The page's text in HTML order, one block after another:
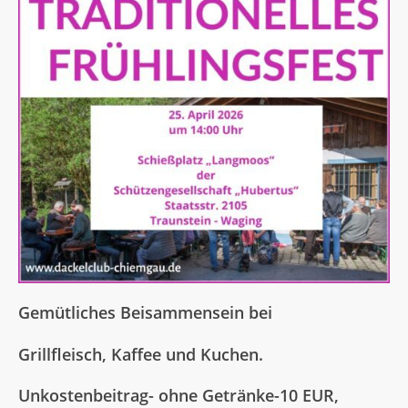
Gemütliches Beisammensein bei
Grillfleisch, Kaffee und Kuchen.
Unkostenbeitrag- ohne Getränke-10 EUR,